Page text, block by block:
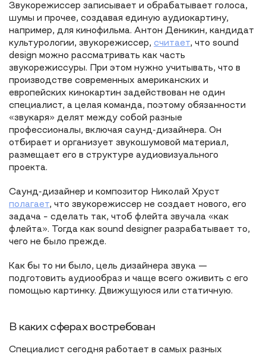
Звукорежиссер записывает и обрабатывает голоса,
шумы и прочее, создавая единую аудиокартину,
например, для кинофильма. Антон Деникин, кандидат
культурологии, звукорежиссер, считает, что sound
design можно рассматривать как часть
звукорежиссуры. При этом нужно учитывать, что в
производстве современных американских и
европейских кинокартин задействован не один
специалист, а целая команда, поэтому обязанности
«звукаря» делят между собой разные
профессионалы, включая саунд-дизайнера. Он
отбирает и организует звукошумовой материал,
размещает его в структуре аудиовизуального
проекта.
Саунд-дизайнер и композитор Николай Хруст
полагает, что звукорежиссер не создает нового, его
задача – сделать так, чтоб флейта звучала «как
флейта». Тогда как sound designer разрабатывает то,
чего не было прежде.
Как бы то ни было, цель дизайнера звука —
подготовить аудиообраз и чаще всего оживить с его
помощью картинку. Движущуюся или статичную.
В каких сферах востребован
Специалист сегодня работает в самых разных